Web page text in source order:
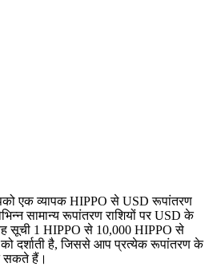
एक व्यापक HIPPO से USD रूपांतरण
सामान्य रूपांतरण राशियों पर USD के
सूची 1 HIPPO से 10,000 HIPPO से
दर्शाती है, जिससे आप प्रत्येक रूपांतरण के
सकते हैं।